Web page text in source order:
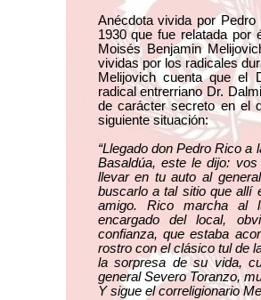
Anécdota vivida por
1930 que fue relatada por
Moisés Benjamin
vividas por los radicales
Melijovich cuenta que el
radical entrerriano Dr.
de carácter secreto en el
siguiente situación:
“Llegado don Pedro Rico a
Basaldúa, este le dijo:
llevar en tu auto al
buscarlo a tal sitio que allí
amigo. Rico marcha al
encargado del local,
confianza, que estaba
rostro con el clásico tul de
la sorpresa de su vida,
general Severo Toranzo,
Y sigue el correligionario